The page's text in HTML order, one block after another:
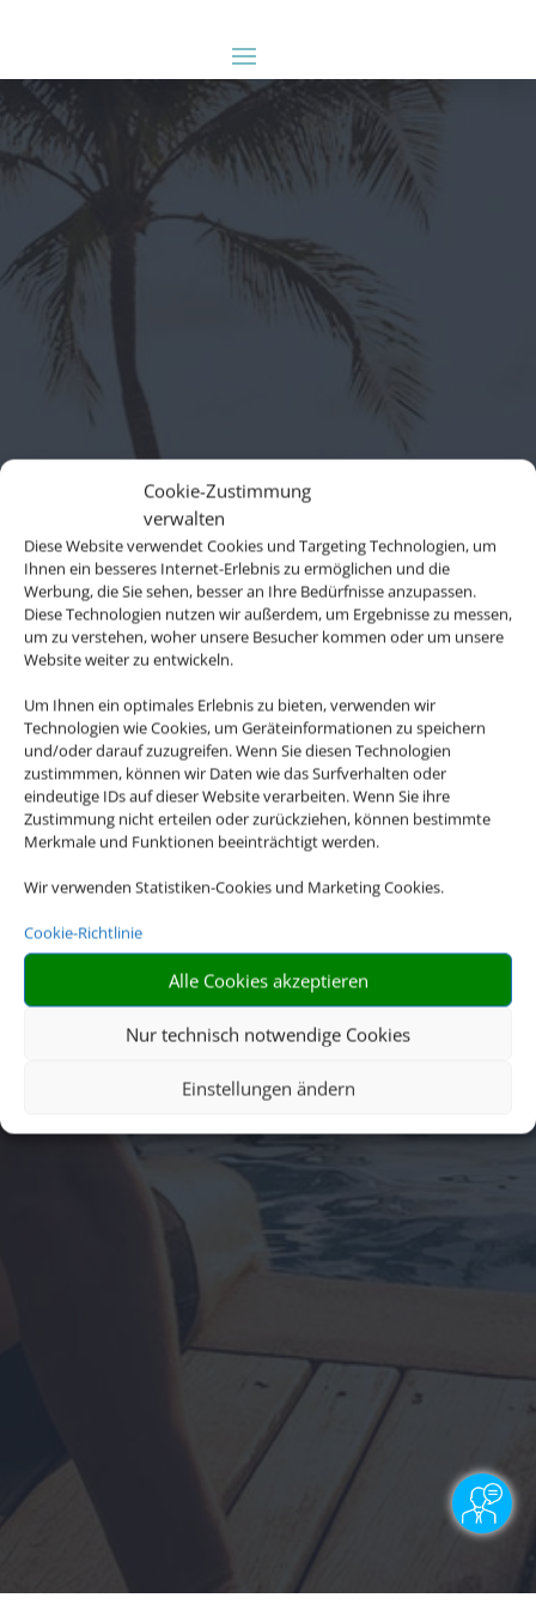
Cookie-Zustimmung
verwalten
Diese Website verwendet Cookies und Targeting Technologien, um
Ihnen ein besseres Internet-Erlebnis zu ermöglichen und die
Werbung, die Sie sehen, besser an Ihre Bedürfnisse anzupassen.
Diese Technologien nutzen wir außerdem, um Ergebnisse zu messen,
um zu verstehen, woher unsere Besucher kommen oder um unsere
Website weiter zu entwickeln.
Um Ihnen ein optimales Erlebnis zu bieten, verwenden wir
Technologien wie Cookies, um Geräteinformationen zu speichern
und/oder darauf zuzugreifen. Wenn Sie diesen Technologien
zustimmmen, können wir Daten wie das Surfverhalten oder
eindeutige IDs auf dieser Website verarbeiten. Wenn Sie ihre
Zustimmung nicht erteilen oder zurückziehen, können bestimmte
Merkmale und Funktionen beeinträchtigt werden.
Wir verwenden Statistiken-Cookies und Marketing Cookies.
Cookie-Richtlinie
Alle Cookies akzeptieren
Nur technisch notwendige Cookies
Einstellungen ändern